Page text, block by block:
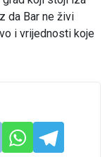
da Bar ne živi
i vrijednosti koje